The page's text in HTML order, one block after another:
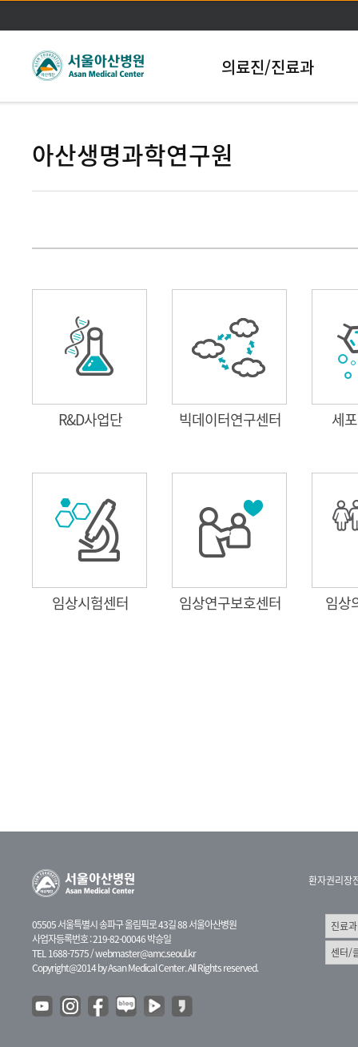
본문바로가기
의료진/진료과
아산생명과학연구원
R&D사업단 빅데이터연구센터 세
임상시험센터 임상연구보호센터 임상
05505 서울특별시 송파구 올림픽로 43길 88 서울아산병원
사업자등록번호 : 219-82-00046 박승일
TEL 1688-7575 /webmaster@amc.seoul.kr
Copyright@2014 by Asan Medical Center. All Rights reserved.
환자권리장